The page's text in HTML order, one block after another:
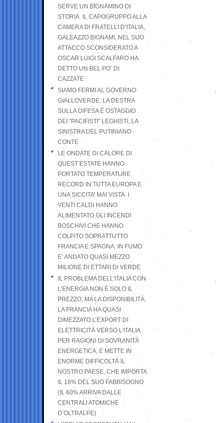
SERVE UN BIGNAMINO DI
STORIA. IL CAPOGRUPPO ALLA
CAMERA DI FRATELLI D’ITALIA,
GALEAZZO BIGNAMI, NEL SUO
ATTACCO SCONSIDERATO A
OSCAR LUIGI SCALFARO HA
DETTO UN BEL PO’ DI
CAZZATE
SIAMO FERMI AL GOVERNO
GIALLOVERDE: LA DESTRA
SULLA DIFESA È OSTAGGIO
DEI “PACIFISTI” LEGHISTI, LA
SINISTRA DEL PUTINIANO
CONTE
LE ONDATE DI CALORE DI
QUEST’ESTATE HANNO
PORTATO TEMPERATURE
RECORD IN TUTTA EUROPA E
UNA SICCITA’ MAI VISTA. I
VENTI CALDI HANNO
ALIMENTATO GLI INCENDI
BOSCHIVI CHE HANNO
COLPITO SOPRATTUTTO
FRANCIA E SPAGNA: IN FUMO
E’ ANDATO QUASI MEZZO
MILIONE DI ETTARI DI VERDE
IL PROBLEMA DELL’ITALIA CON
L’ENERGIA NON È SOLO IL
PREZZO, MA LA DISPONIBILITÀ.
LA FRANCIA HA QUASI
DIMEZZATO L’EXPORT DI
ELETTRICITÀ VERSO L’ITALIA
PER RAGIONI DI SOVRANITÀ
ENERGETICA, E METTE IN
ENORME DIFFICOLTÀ IL
NOSTRO PAESE, CHE IMPORTA
IL 16% DEL SUO FABBISOGNO
(IL 60% ARRIVA DALLE
CENTRALI ATOMICHE
D’OLTRALPE)